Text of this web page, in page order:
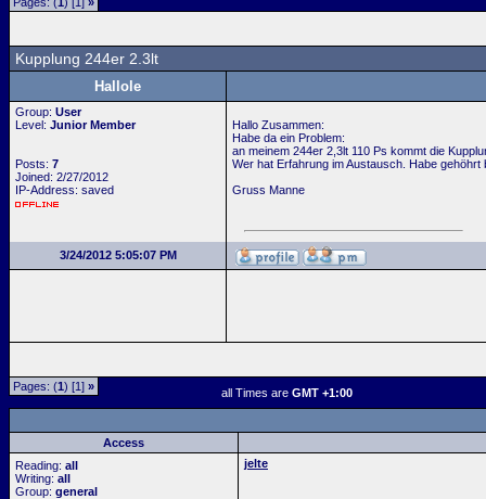
Kupplung 244er 2.3lt
Hallole
Group: User
Level: Junior Member
Posts: 7
Joined: 2/27/2012
IP-Address: saved
Hallo Zusammen:
Habe da ein Problem:
an meinem 244er 2,3lt 110 Ps kommt die
Wer hat Erfahrung im Austausch. Habe
Gruss Manne
3/24/2012 5:05:07 PM
Pages: (1) [1] » all Times are GMT +1:00
Access
Reading: all
Writing: all
Group: general
jelte